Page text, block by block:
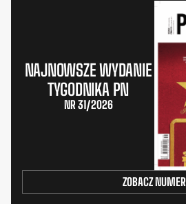
NAJNOWSZE WYDANIE
TYGODNIKA PN
NR 31/2026
ZOBACZ NUMER